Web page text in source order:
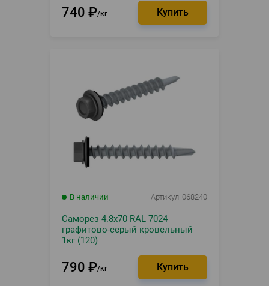
740 ₽ кг
В наличии Артикул 068240
Саморез 4.8х70 RAL 7024
графитово-серый кровельный
1кг (120)
790 ₽ кг